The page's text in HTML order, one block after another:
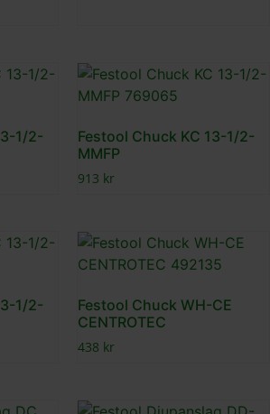
1/2-
Festool Chuck KC 13-1/2-
MMFP
913 kr
1/2-
Festool Chuck WH-CE
CENTROTEC
438 kr